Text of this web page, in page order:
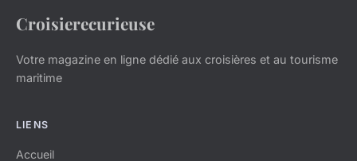
Croisierecurieuse
Votre magazine en ligne dédié aux croisières et au tourisme
maritime
LIENS
Accueil